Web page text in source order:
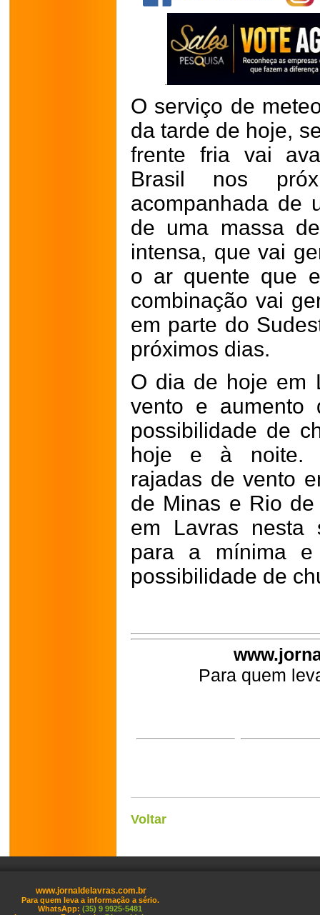
O serviço de
da tarde de hoje,
frente fria vai
Brasil nos
acompanhada de
de uma massa
intensa, que vai
o ar quente que
combinação vai
em parte do
próximos dias.
O dia de hoje em
vento e aumento
possibilidade de
hoje e à noite.
rajadas de vento
de Minas e Rio de
em Lavras nesta
para a mínima
possibilidade de
Para quem
Voltar
www.jornaldelavras.com.br
Para quem leva a informação a sério.
WhatsApp: (35) 9 9925-5481